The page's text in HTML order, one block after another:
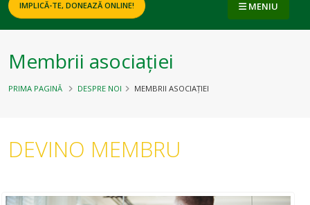
IMPLICĂ-TE, DONEAZĂ ONLINE! MENIU
Membrii asociației
PRIMA PAGINĂ DESPRE NOI MEMBRII ASOCIAȚIEI
DEVINO MEMBRU